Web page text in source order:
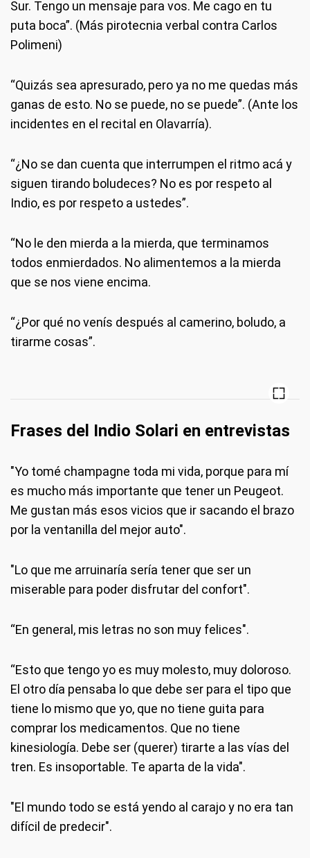
Sur. Tengo un mensaje para vos. Me cago en tu
puta boca”. (Más pirotecnia verbal contra Carlos
Polimeni)
“Quizás sea apresurado, pero ya no me quedas más
ganas de esto. No se puede, no se puede”. (Ante los
incidentes en el recital en Olavarría).
“¿No se dan cuenta que interrumpen el ritmo acá y
siguen tirando boludeces? No es por respeto al
Indio, es por respeto a ustedes”.
“No le den mierda a la mierda, que terminamos
todos enmierdados. No alimentemos a la mierda
que se nos viene encima.
“¿Por qué no venís después al camerino, boludo, a
tirarme cosas”.
Frases del Indio Solari en entrevistas
"Yo tomé champagne toda mi vida, porque para mí
es mucho más importante que tener un Peugeot.
Me gustan más esos vicios que ir sacando el brazo
por la ventanilla del mejor auto".
"Lo que me arruinaría sería tener que ser un
miserable para poder disfrutar del confort".
“En general, mis letras no son muy felices".
“Esto que tengo yo es muy molesto, muy doloroso.
El otro día pensaba lo que debe ser para el tipo que
tiene lo mismo que yo, que no tiene guita para
comprar los medicamentos. Que no tiene
kinesiología. Debe ser (querer) tirarte a las vías del
tren. Es insoportable. Te aparta de la vida".
"El mundo todo se está yendo al carajo y no era tan
difícil de predecir".